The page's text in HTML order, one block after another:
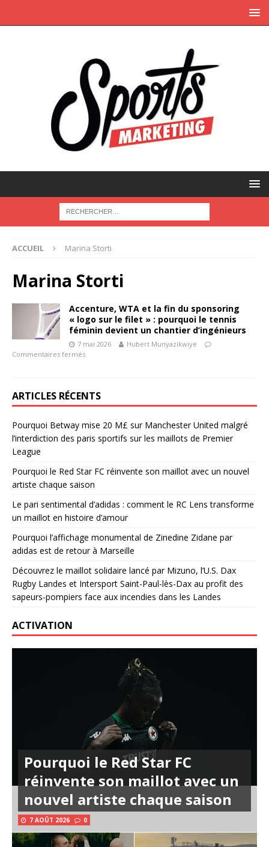
ACCUEIL Marina Storti
Marina Storti
Accenture, WTA et la fin du sponsoring
« logo sur le filet » : pourquoi le tennis
féminin devient un chantier d’ingénieurs
7 mai 2026
Hubert Munyazikwiye
Commentaires fermés
ARTICLES RÉCENTS
Pourquoi Betway mise 20 M£ sur Manchester United malgré
l’interdiction des paris sportifs sur les maillots de Premier
League
Pourquoi le Red Star FC réinvente son maillot avec un nouvel
artiste chaque saison
Le pari sentimental d’adidas : comment le RC Lens transforme
un maillot en histoire d’amour
Pourquoi l’affichage monumental de Zinedine Zidane par
adidas est de retour à Marseille
Découvrez le maillot solidaire lancé par Mizuno, l’U.S. Dax
Rugby Landes et Intersport Saint-Paul-lès-Dax au profit des
sapeurs-pompiers face aux incendies dans les Landes
ACTIVATION
Pourquoi le Red Star FC
réinvente son maillot avec un
nouvel artiste chaque saison
7 AOÛT 2026 0